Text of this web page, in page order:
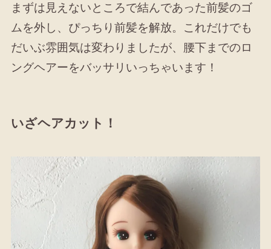
まずは見えないところで結んであった前髪のゴ
ムを外し、ぴっちり前髪を解放。これだけでも
だいぶ雰囲気は変わりましたが、腰下までのロ
ングヘアーをバッサリいっちゃいます！
いざヘアカット！